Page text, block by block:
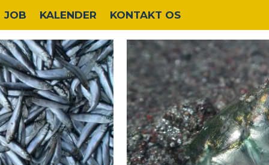
JOB KALENDER KONTAKT OS